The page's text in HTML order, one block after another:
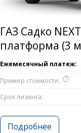
ГАЗ Садко
платформа (3
Ежемесячный платеж:
Пример стоимости:
?
Срок лизинга:
Подробнее